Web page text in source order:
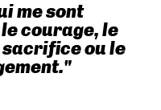
me sont
courage, le
ou le